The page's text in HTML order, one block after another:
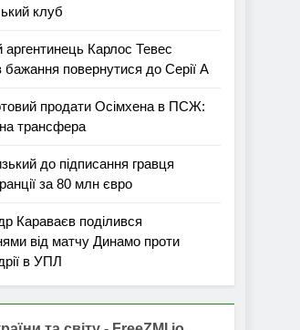
клуб
аргентинець Карлос Тевес
бажання повернутися до Серії А
продати Осімхена в ПСЖ:
трансфера
до підписання гравця
за 80 млн євро
Караваєв поділився
від матчу Динамо проти
в УПЛ